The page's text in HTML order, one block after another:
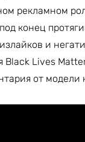
рекламном
конец
и
Lives
от модели